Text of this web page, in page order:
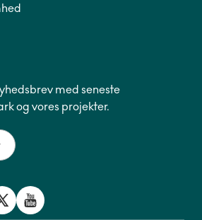
med seneste
og vores projekter.